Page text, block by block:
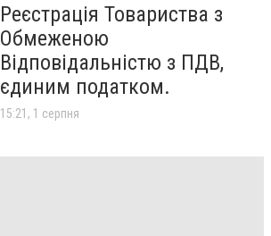
Реєстрація Товариства з
Обмеженою
Відповідальністю з ПДВ,
єдиним податком.
15:21, 1 серпня